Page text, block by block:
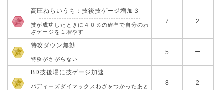
高圧ねらいうち：技後技ゲージ増加３
技が成功したときに４０％の確率で自分のわ
ざゲージを１増やす
7 2
特攻ダウン無効
特攻がさがらない
5 ー
BD技後場に技ゲージ加速
バディーズダイマックスわざをつかったあと
8 2